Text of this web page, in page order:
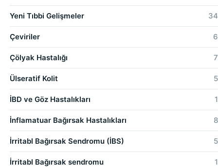
Yeni Tıbbi Gelişmeler 34
Çeviriler 6
Çölyak Hastalığı 7
Ülseratif Kolit 5
İBD ve Göz Hastalıkları 1
İnflamatuar Bağırsak Hastalıkları 8
İrritabl Bağırsak Sendromu (İBS) 5
İrritabl Bağırsak sendromu 1